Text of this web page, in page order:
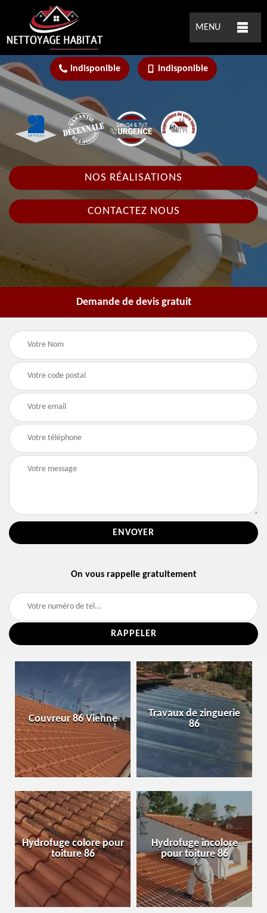
MENU
indisponible indisponible
NOS RÉALISATIONS
CONTACTEZ NOUS
Demande de devis gratuit
On vous rappelle gratuitement
Couvreur 86 Vienne
Travaux de zinguerie
86
Hydrofuge colore pour
toiture 86
Hydrofuge incolore
pour toiture 86